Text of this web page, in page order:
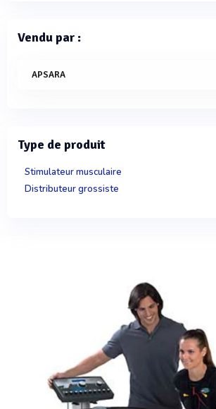
Vendu par :
APSARA
Type de produit
Stimulateur musculaire
Distributeur grossiste